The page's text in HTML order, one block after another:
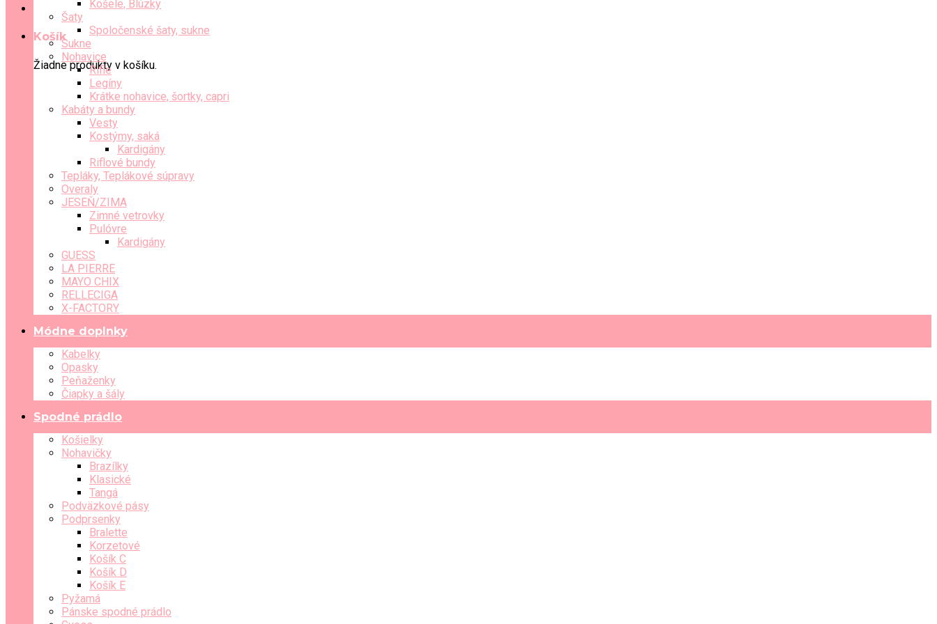
Košík
Žiadne produkty v košíku.
Košele, Blúzky
Šaty
Spoločenské šaty, sukne
Sukne
Nohavice
Rifle
Legíny
Krátke nohavice, šortky, capri
Kabáty a bundy
Vesty
Kostýmy, saká
Kardigány
Riflové bundy
Tepláky, Teplákové súpravy
Overaly
JESEŇ/ZIMA
Zimné vetrovky
Pulóvre
Kardigány
GUESS
LA PIERRE
MAYO CHIX
RELLECIGA
X-FACTORY
Módne doplnky
Kabelky
Opasky
Peňaženky
Čiapky a šály
Spodné prádlo
Košielky
Nohavičky
Brazílky
Klasické
Tangá
Podväzkové pásy
Podprsenky
Bralette
Korzetové
Košík C
Košík D
Košík E
Pyžamá
Pánske spodné prádlo